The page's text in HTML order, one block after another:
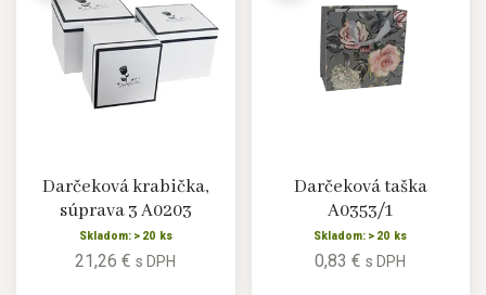
Darčeková krabička,
súprava 3 A0203
Skladom: > 20 ks
21,26 €s DPH
Darčeková taška
A0353/1
Skladom: > 20 ks
0,83 €s DPH